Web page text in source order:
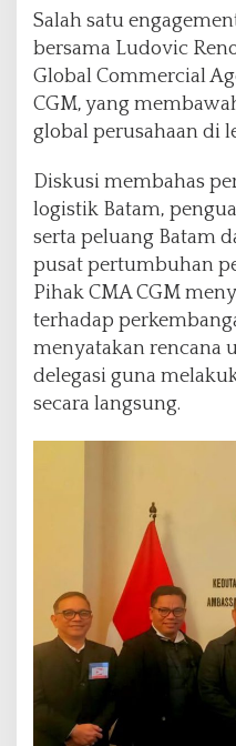
Salah satu
bersama Ludovic
Global Commercial
CGM, yang
global perusahaan di
Diskusi membahas
logistik Batam,
serta peluang Batam
pusat pertumbuhan
Pihak CMA CGM
terhadap
menyatakan rencana
delegasi guna
secara langsung.